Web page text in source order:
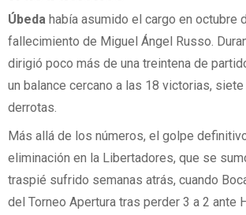
Úbeda había asumido el cargo en octubre
fallecimiento de Miguel Ángel Russo.
dirigió poco más de una treintena de
un balance cercano a las 18 victorias,
derrotas.
Más allá de los números, el golpe
eliminación en la Libertadores, que se
traspié sufrido semanas atrás, cuando
del Torneo Apertura tras perder 3 a 2 ante